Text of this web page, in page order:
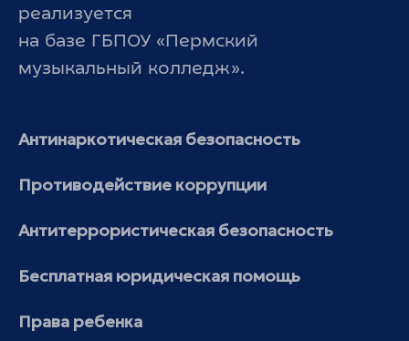
реализуется
на базе ГБПОУ «Пермский
музыкальный колледж».
Антинаркотическая безопасность
Противодействие коррупции
Антитеррористическая безопасность
Бесплатная юридическая помощь
Права ребенка